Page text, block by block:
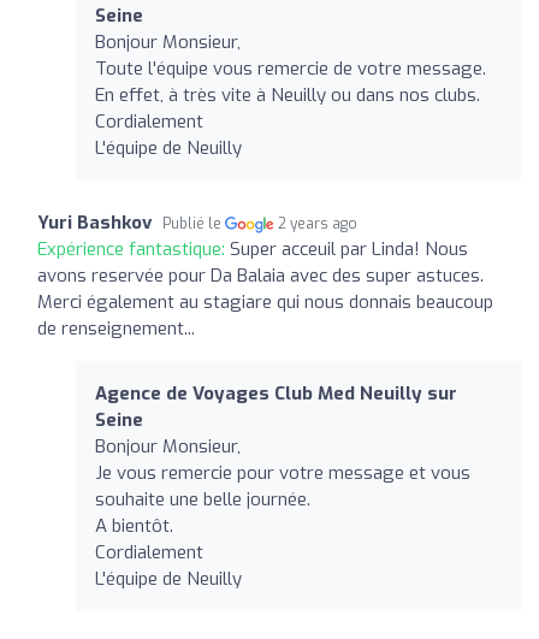
Seine
Bonjour Monsieur,
Toute l'équipe vous remercie de votre message.
En effet, à très vite à Neuilly ou dans nos clubs.
Cordialement
L'équipe de Neuilly
Yuri Bashkov Publié le 2 years ago
Expérience fantastique: Super acceuil par Linda! Nous
avons reservée pour Da Balaia avec des super astuces.
Merci également au stagiare qui nous donnais beaucoup
de renseignement...
Agence de Voyages Club Med Neuilly sur
Seine
Bonjour Monsieur,
Je vous remercie pour votre message et vous
souhaite une belle journée.
A bientôt.
Cordialement
L'équipe de Neuilly